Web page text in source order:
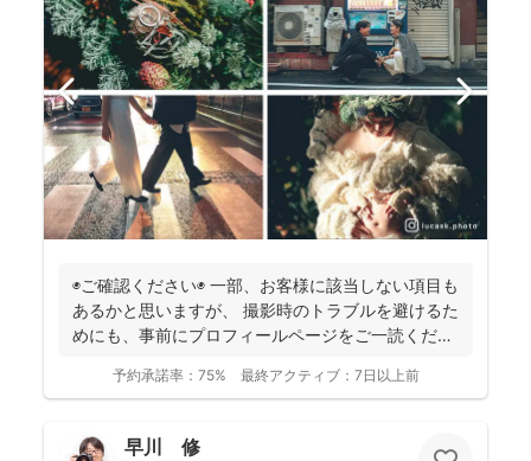
◉ご確認ください◉ 一部、お客様に該当しない項目も
あるかと思いますが、 撮影時のトラブルを避けるた
めにも、事前にプロフィールページをご一読くださ
予約承諾率： 75% 最終アクティブ： 7日以上前
早川 修